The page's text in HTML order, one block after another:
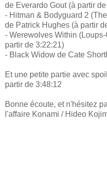
de Everardo Gout (à partir
- Hitman & Bodyguard 2
de Patrick Hughes (à partir
- Werewolves Within
partir de 3:22:21)
- Black Widow de Cate
Et une petite partie avec
partir de 3:48:12
Bonne écoute, et n'hésitez
l'affaire Konami / Hideo